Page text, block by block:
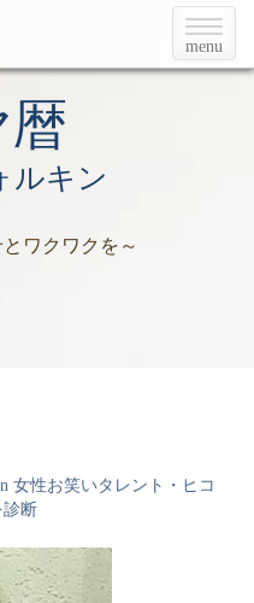
T
o
g
menu
ルキン
ワクワクを～
女性お笑いタレント・ヒコ
診断